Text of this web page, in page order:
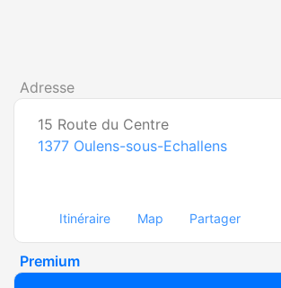
Adresse
15 Route du Centre
1377 Oulens-sous-Echallens
Itinéraire Map Partager
Premium